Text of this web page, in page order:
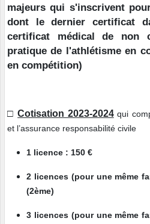
majeurs qui s'inscrivent
dont le dernier certificat
certificat médical de non
pratique de l'athlétisme en
en compétition)
□Cotisation 2023-2024 qui
et l’assurance responsabilité civile
1 licence : 150 €
2 licences (pour une même
(2ème)
3 licences (pour une même